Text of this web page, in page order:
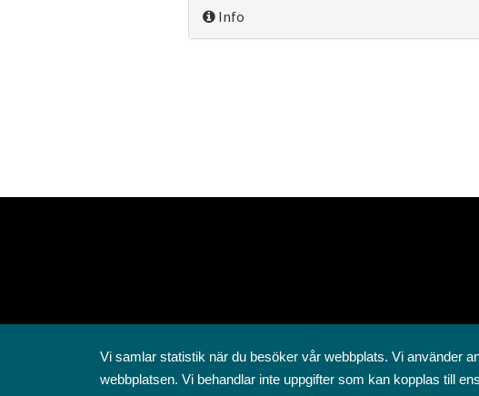
Info
Vi samlar statistik när du besöker vår webbplats. Vi använder
webbplatsen. Vi behandlar inte uppgifter som kan kopplas till